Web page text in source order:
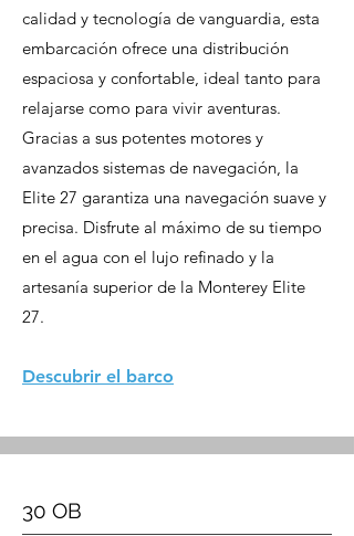
calidad y tecnología de vanguardia, esta
embarcación ofrece una distribución
espaciosa y confortable, ideal tanto para
relajarse como para vivir aventuras.
Gracias a sus potentes motores y
avanzados sistemas de navegación, la
Elite 27 garantiza una navegación suave y
precisa. Disfrute al máximo de su tiempo
en el agua con el lujo refinado y la
artesanía superior de la Monterey Elite
27.
Descubrir el barco
30 OB